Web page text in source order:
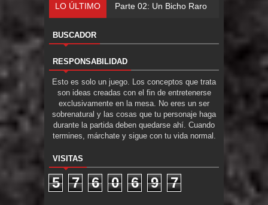
LO ÚLTIMO Parte 02: Un Bicho Raro
BUSCADOR
RESPONSABILIDAD
Esto es solo un juego. Los conceptos que trata
son ideas creadas con el fin de entretenerse
exclusivamente en la mesa. No eres un ser
sobrenatural y las cosas que tu personaje haga
durante la partida deben quedarse ahí. Cuando
termines, márchate y sigue con tu vida normal.
VISITAS
5 7 6 0 6 9 7